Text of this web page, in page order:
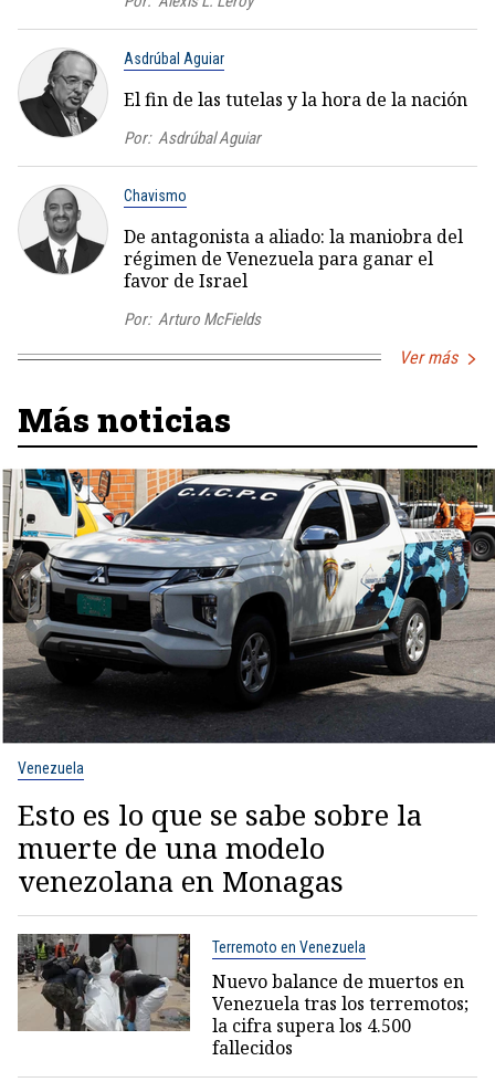
Asdrúbal Aguiar
El fin de las tutelas y la hora de la nación
Por: Asdrúbal Aguiar
Chavismo
De antagonista a aliado: la maniobra del
régimen de Venezuela para ganar el
favor de Israel
Por: Arturo McFields
Ver más
Más noticias
Venezuela
Esto es lo que se sabe sobre la
muerte de una modelo
venezolana en Monagas
Terremoto en Venezuela
Nuevo balance de muertos en
Venezuela tras los terremotos;
la cifra supera los 4.500
fallecidos